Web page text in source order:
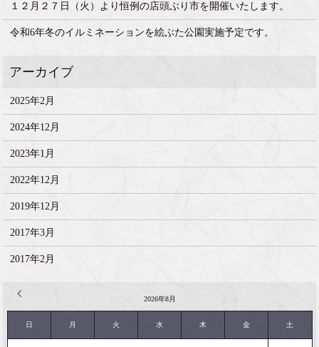
１２月２７日（火）より恒例の店頭ぶり市を開催いたします。
令和6年冬のイルミネーションを絵ぶた公園実施予定です。
2025年2月
2024年12月
2023年1月
2022年12月
2019年12月
2017年3月
2017年2月
2026年8月
日 月 火 水 木 金 土